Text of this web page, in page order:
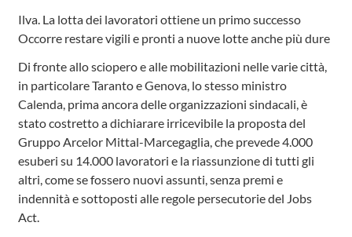
Ilva. La lotta dei lavoratori ottiene un primo successo
Occorre restare vigili e pronti a nuove lotte anche più dure
Di fronte allo sciopero e alle mobilitazioni nelle varie città,
in particolare Taranto e Genova, lo stesso ministro
Calenda, prima ancora delle organizzazioni sindacali, è
stato costretto a dichiarare irricevibile la proposta del
Gruppo Arcelor Mittal-Marcegaglia, che prevede 4.000
esuberi su 14.000 lavoratori e la riassunzione di tutti gli
altri, come se fossero nuovi assunti, senza premi e
indennità e sottoposti alle regole persecutorie del Jobs
Act.